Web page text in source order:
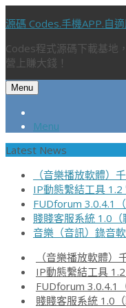
源碼 Codes.手機APP.自
Codes程式源碼下載基地
營上賺大錢！
Menu
Menu
Latest News
（音樂播放軟體）
IP動態繫結工具 1.2
FUDforum 3.0.4.1
賤賤客服系統 1.0
音樂（音訊）錄音
（音樂播放軟體
IP動態繫結工具
FUDforum 3.0.4.1
賤賤客服系統 1.0